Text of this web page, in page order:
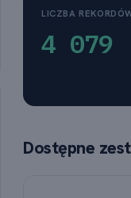
LICZBA
4 079
Dostępne